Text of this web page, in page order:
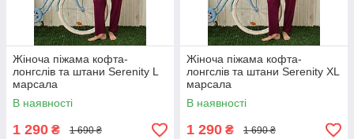
Жіноча піжама кофта-
лонгслів та штани Serenity L
марсала
В наявності
1 290 ₴ 1 690 ₴
Жіноча піжама кофта-
лонгслів та штани Serenity XL
марсала
В наявності
1 290 ₴ 1 690 ₴